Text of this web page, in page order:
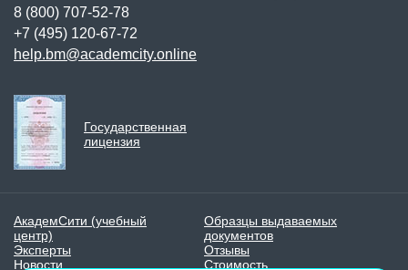
8 (800) 707-52-78
+7 (495) 120-67-72
help.bm@academcity.online
Государственная
лицензия
АкадемСити (учебный
центр)
Эксперты
Новости
Образцы выдаваемых
документов
Отзывы
Стоимость